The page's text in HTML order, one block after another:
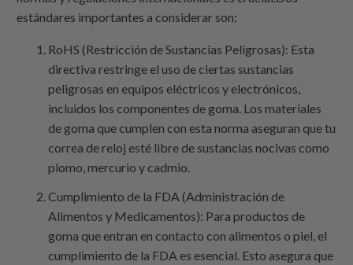
estándares importantes a considerar son:
RoHS (Restricción de Sustancias Peligrosas): Esta
directiva restringe el uso de ciertas sustancias
peligrosas en equipos eléctricos y electrónicos,
incluidos los componentes de goma. Los materiales
de goma que cumplen con esta norma aseguran que tu
correa de reloj esté libre de sustancias nocivas como
plomo, mercurio y cadmio.
Cumplimiento de la FDA (Administración de
Alimentos y Medicamentos): Para productos de
goma que entran en contacto con alimentos o piel, el
cumplimiento de la FDA es esencial. Esto asegura que